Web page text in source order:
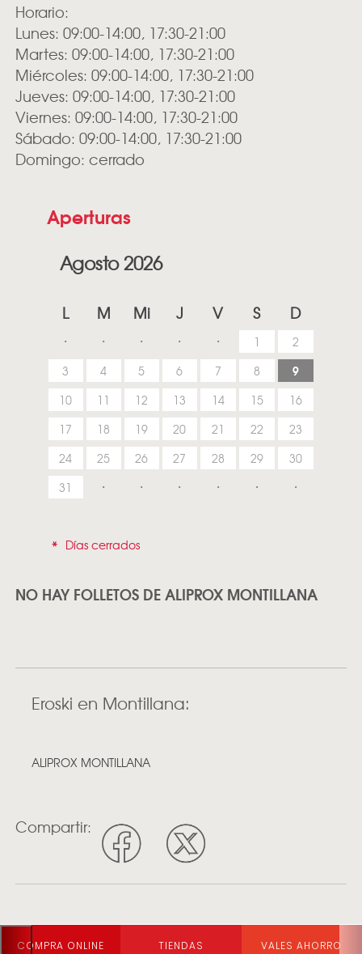
Horario:
Lunes: 09:00-14:00, 17:30-21:00
Martes: 09:00-14:00, 17:30-21:00
Miércoles: 09:00-14:00, 17:30-21:00
Jueves: 09:00-14:00, 17:30-21:00
Viernes: 09:00-14:00, 17:30-21:00
Sábado: 09:00-14:00, 17:30-21:00
Domingo: cerrado
Aperturas
Agosto 2026
L M Mi J V S D
1
2
3
4 5 6 7 8 9
10 11 12 13 14 15
16
17
18 19 20 21 22
23
24
25 26 27 28 29
30
31
* Días cerrados
NO HAY FOLLETOS DE ALIPROX MONTILLANA
Eroski en Montillana:
ALIPROX MONTILLANA
Compartir:
COMPRA ONLINE TIENDAS VALES AHORRO